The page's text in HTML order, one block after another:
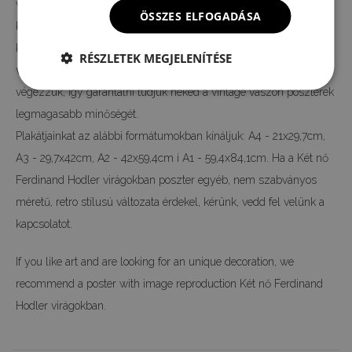
vászonra van nyomtatva, nem pedig papírra, mint a piacon
kapható poszterek többsége. A nyomtatás digitális technológiával
készül, így az eredeti motívum színeit és részleteit 100%-ban
vissza tudjuk adni. A teljes gyártási folyamatot a mi gyárunkban
végezzük, így garantálni tudjuk neked a vintage vászon poszterek
legmagasabb minőségét.
Plakátjainkat az alábbi formátumokban kínáljuk: A4 - 21x29,7cm,
A3 - 29,7x42cm, A2 - 42x59,4cm i A1 - 59,4x84,1cm. Ha a Két nő
Ferdinand Hodler virágokban poszter egyéb, nem szabványos
méretű, retro stílusú változata érdekel, kérünk, vedd fel velünk a
kapcsolatot.
If you like art and are looking for an unique decoration, we
recommend a poster with image reproduction Két nő Ferdinand
Hodler virágokban.
ÖSSZES ELFOGADÁSA
RÉSZLETEK MEGJELENÍTÉSE